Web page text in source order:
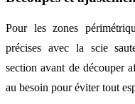
Pour les zones
précises avec la scie
section avant de découper
au besoin pour éviter tout